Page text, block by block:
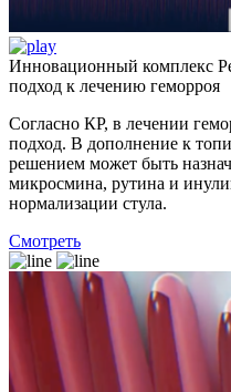
Инновационный комплекс
подход к лечению геморроя
Согласно КР, в лечении
подход. В дополнение к
решением может быть
микросмина, рутина и
нормализации стула.
Смотреть